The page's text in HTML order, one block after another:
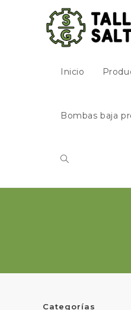
Inicio
Bombas baja
Categorías